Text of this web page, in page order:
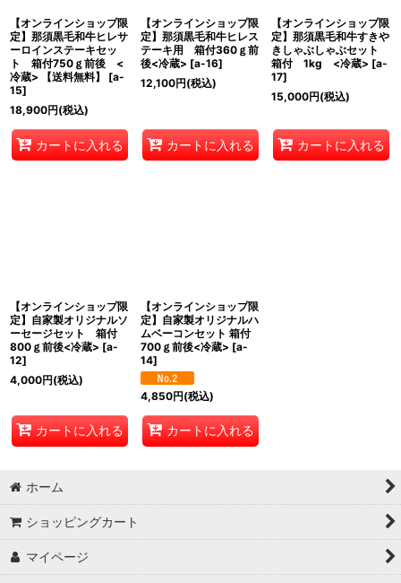
【オンラインショップ限
定】那須黒毛和牛ヒレサ
ーロインステーキセッ
ト 箱付750ｇ前後 <
冷蔵> 【送料無料】
[a-
15]
18,900円(税込)
カートに入れる
【オンラインショップ限
定】那須黒毛和牛ヒレス
テーキ用 箱付360ｇ前
後<冷蔵> [a-16]
12,100円(税込)
カートに入れる
【オンラインショップ限
定】那須黒毛和牛すきや
きしゃぶしゃぶセット
箱付 1kg <冷蔵> [a-
17]
15,000円(税込)
カートに入れる
【オンラインショップ限
定】自家製オリジナルソ
ーセージセット 箱付
800ｇ前後<冷蔵> [a-
12]
4,000円(税込)
カートに入れる
【オンラインショップ限
定】自家製オリジナルハ
ムベーコンセット 箱付
700ｇ前後<冷蔵> [a-
14]
4,850円(税込)
カートに入れる
ホーム
ショッピングカート
マイページ